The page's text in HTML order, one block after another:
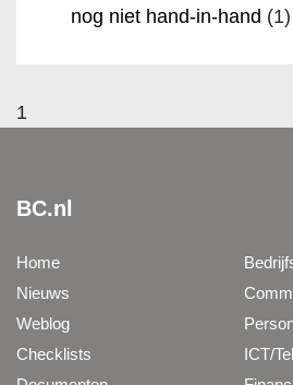
nog niet hand-in-hand (1)
1
BC.nl
Home
Nieuws
Weblog
Checklists
ICT/